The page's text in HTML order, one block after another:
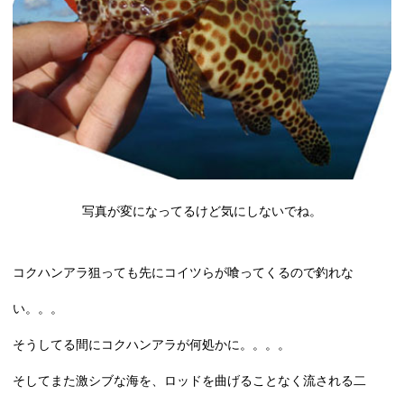
写真が変になってるけど気にしないでね。
コクハンアラ狙っても先にコイツらが喰ってくるので釣れな
い。。。
そうしてる間にコクハンアラが何処かに。。。。
そしてまた激シブな海を、ロッドを曲げることなく流される二